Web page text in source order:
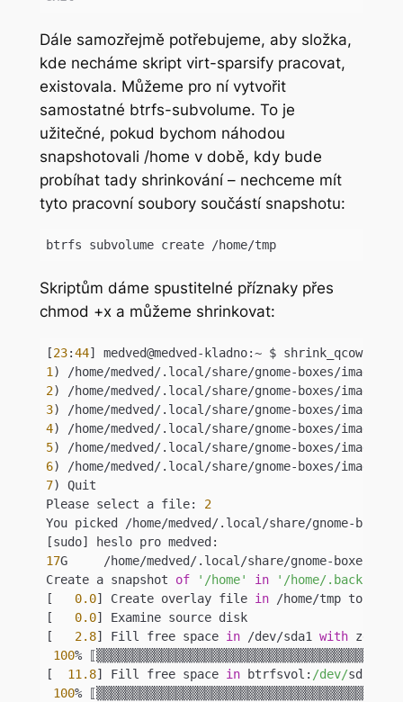
Dále samozřejmě potřebujeme, aby složka,
kde necháme skript virt-sparsify pracovat,
existovala. Můžeme pro ní vytvořit
samostatné btrfs-subvolume. To je
užitečné, pokud bychom náhodou
snapshotovali /home v době, kdy bude
probíhat tady shrinkování – nechceme mít
tyto pracovní soubory součástí snapshotu:
btrfs subvolume create /home/tmp
Skriptům dáme spustitelné příznaky přes
chmod +x a můžeme shrinkovat:
[23:44
1
2
3
4
5
6
7) Quit
Please select a file: 2
You picked /home/medved/.local/share/gnome-
17G	/home/medved/.local/share/gnome-boxes/images/boxes-boinc
Create a snapshot of '/home' in
'/home/.backup/
[ 0.0] Create overlay file in /home/tmp to
[ 0.0] Examine source disk
[ 2.8] Fill free space in /dev/sda1 with zero
100%
[ 11.8] Fill free space in btrfsvol: /dev/sda1/
100%